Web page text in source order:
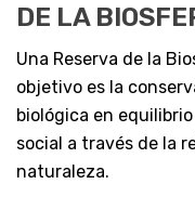
DE LA
Una Reserva de la
objetivo es la
biológica en
social a través de la
naturaleza.